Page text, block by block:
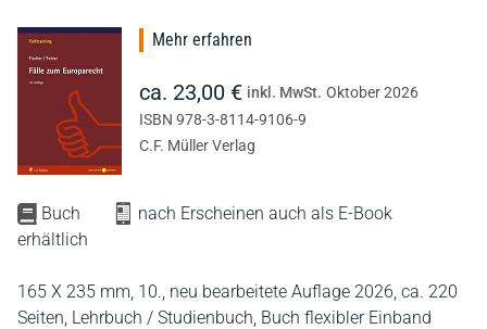
Buch
nach Erscheinen auch als E-Book
erhältlich
165 X 235 mm, 10., neu bearbeitete Auflage 2026, ca. 220
Seiten, Lehrbuch / Studienbuch, Buch flexibler Einband
Mehr erfahren
ca. 23,00 € inkl. MwSt. Oktober 2026
ISBN 978-3-8114-9106-9
C.F. Müller Verlag